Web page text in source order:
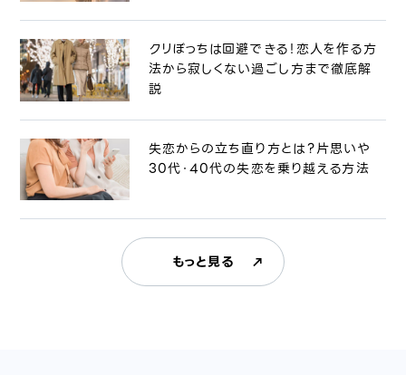
クリぼっちは回避できる！恋人を作る方
法から寂しくない過ごし方まで徹底解
説
失恋からの立ち直り方とは？片思いや
30代・40代の失恋を乗り越える方法
もっと見る